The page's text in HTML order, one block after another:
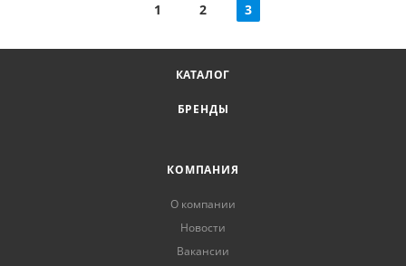
1 2 3
КАТАЛОГ
БРЕНДЫ
КОМПАНИЯ
О компании
Новости
Вакансии